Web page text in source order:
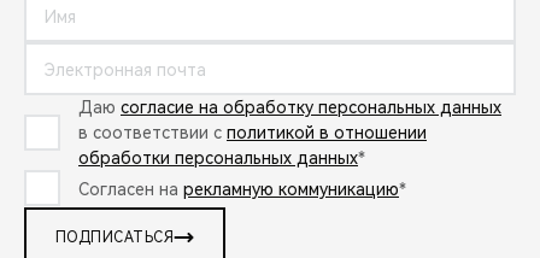
Даю согласие на обработку персональных данных
в соответствии с политикой в отношении
обработки персональных данных*
Согласен на рекламную коммуникацию*
ПОДПИСАТЬСЯ